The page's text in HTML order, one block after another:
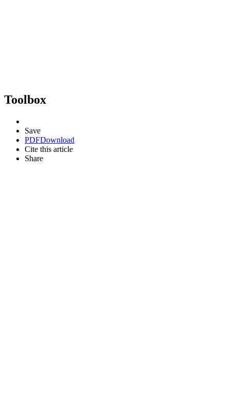
Toolbox
Save
PDFDownload
Cite this article
Share